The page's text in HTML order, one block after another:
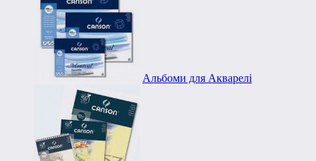
Альбоми для Акварелі